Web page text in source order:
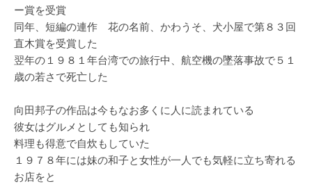
ー賞を受賞
同年、短編の連作 花の名前、かわうそ、犬小屋で第８３回
直木賞を受賞した
翌年の１９８１年台湾での旅行中、航空機の墜落事故で５１
歳の若さで死亡した
向田邦子の作品は今もなお多くに人に読まれている
彼女はグルメとしても知られ
料理も得意で自炊もしていた
１９７８年には妹の和子と女性が一人でも気軽に立ち寄れる
お店をと